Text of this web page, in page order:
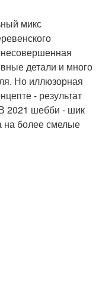
микс
детали и много
Но иллюзорная
- результат
2021 шебби - шик
на более смелые